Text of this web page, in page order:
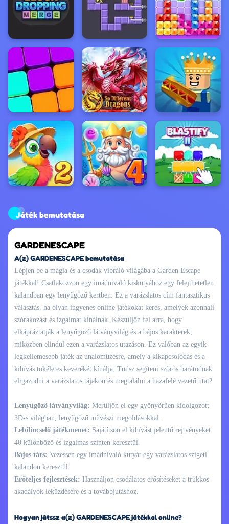
Játék bemutatása
GARDENESCAPE
A(z) GARDENESCAPE bemutatása
Lépjen be a mágia és a csodák vibráló világába a Garden Escape
játékkal! Csatlakozzon egy imádnivaló kiskutyához egy felejthetetlen
kalandban egy lenyűgöző kertben. Ez a varázslatos cím fantasztikus
választás, ha olyan ingyenes online játékokat keres, amelyek azonnali
szórakozást és izgalmat kínálnak. Készüljön fel arra, hogy
elkápráztatják a lenyűgöző látványvilág és a bájos karakterek,
miközben elindul ezen a varázslatos utazáson. Ez valóban az egyik
legkellemesebb játék az unaloműzésre, amely a kikapcsolódás és a
kihívás tökéletes keverékét kínálja. Tudsz segíteni szőrös barátodnak
eligazodni a varázslatos tájakon és megtalálni a hazafelé vezető utat?
Lenyűgöző látványvilág: Merüljön el egy gyönyörűen kidolgozott
3D-s világban, lenyűgöző művészi megoldásokkal.
Lebilincselő játékmenet: Sajátítson el kihívást jelentő rejtvényeket
40 különböző és izgalmas szinten keresztül.
Bájos társ: Vezessen egy imádnivaló kutyát egy varázslatos szigeti
kalandon keresztül.
Erőteljes fejlesztések: Használjon csodálatos erősítéseket a trükkös
akadályok leküzdésére és a továbbjutáshoz.
Hogyan játssz a(z) GARDENESCAPE játékkal online?